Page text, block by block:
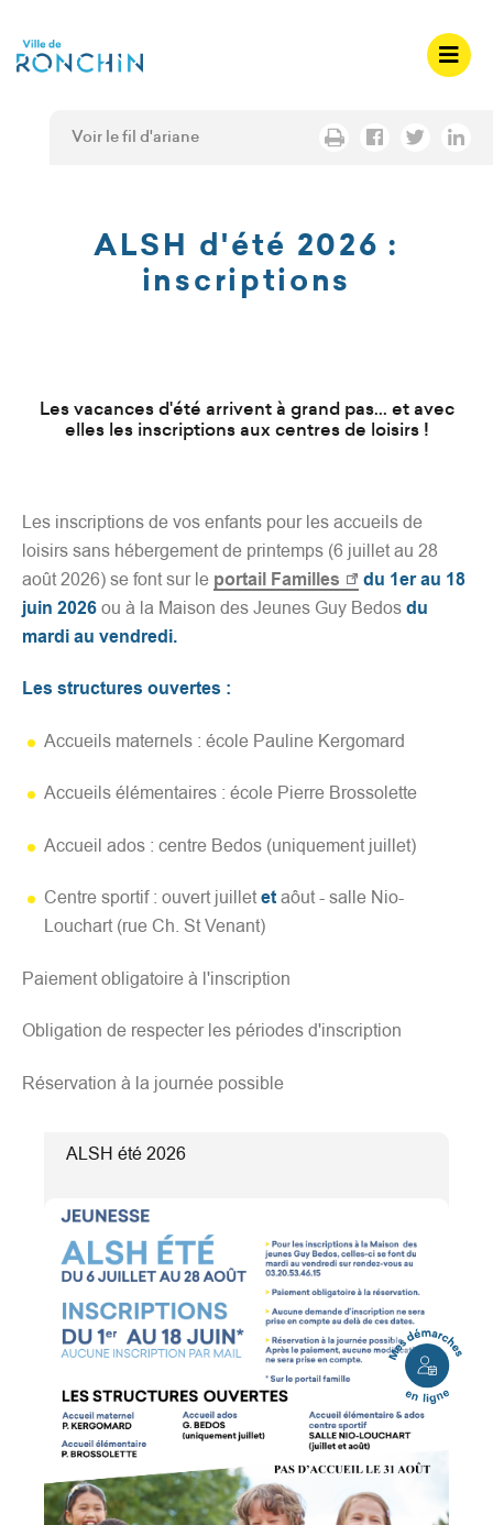
Mes
démarches
ligne
Voir le fil d'ariane
ALSH d'été 2026 :
inscriptions
Les vacances d'été arrivent à grand pas... et avec
elles les inscriptions aux centres de loisirs !
Les inscriptions de vos enfants pour les accueils de
loisirs sans hébergement de printemps (6 juillet au 28
août 2026) se font sur le portail Familles
du 1er au 18
juin 2026 ou à la Maison des Jeunes Guy Bedos du
mardi au vendredi.
Les structures ouvertes :
Accueils maternels : école Pauline Kergomard
Accueils élémentaires : école Pierre Brossolette
Accueil ados : centre Bedos (uniquement juillet)
Centre sportif : ouvert juillet et aôut - salle Nio-
Louchart (rue Ch. St Venant)
Paiement obligatoire à l'inscription
Obligation de respecter les périodes d'inscription
Réservation à la journée possible
ALSH été 2026